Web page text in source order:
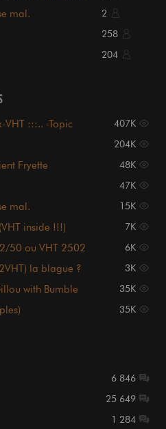
mal. 2
258
204
VHT :::.. -Topic
407K
204K
Fryette
48K
47K
mal. 15K
inside !!!) 7K
50 ou VHT 2502
6K
la blague ? 3K
with Bumble
35K
35K
6 846
25 649
1 284